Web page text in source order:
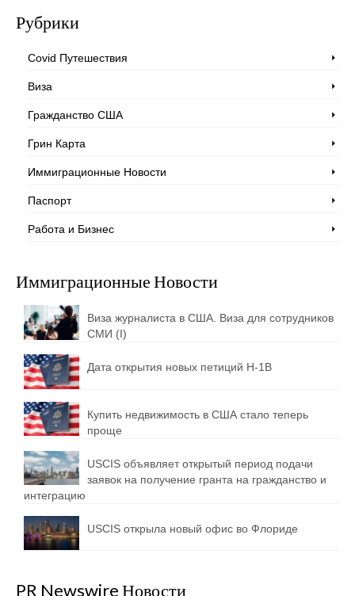
Рубрики
Covid Путешествия
Виза
Гражданство США
Грин Карта
Иммиграционные Новости
Паспорт
Работа и Бизнес
Иммиграционные Новости
Виза журналиста в США. Виза для сотрудников
СМИ (I)
Дата открытия новых петиций H-1B
Купить недвижимость в США стало теперь
проще
USCIS объявляет открытый период подачи
заявок на получение гранта на гражданство и
интеграцию
USCIS открыла новый офис во Флориде
PR Newswire Новости